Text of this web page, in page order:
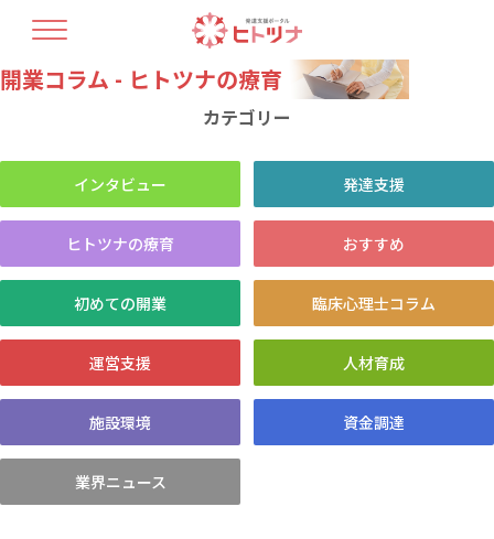
TOP
最新情報
教室情報
お問い合せ・資料請求
開業コラム - ヒトツナの療育
カテゴリー
インタビュー 発達支援
ヒトツナの療育 おすすめ
初めての開業 臨床心理士コラム
運営支援 人材育成
施設環境 資金調達
業界ニュース